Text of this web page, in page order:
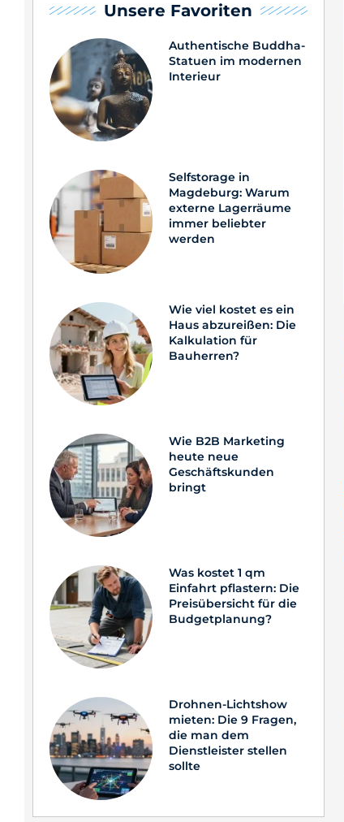
Unsere Favoriten
Authentische Buddha-
Statuen im modernen
Interieur
Selfstorage in
Magdeburg: Warum
externe Lagerräume
immer beliebter
werden
Wie viel kostet es ein
Haus abzureißen: Die
Kalkulation für
Bauherren?
Wie B2B Marketing
heute neue
Geschäftskunden
bringt
Was kostet 1 qm
Einfahrt pflastern: Die
Preisübersicht für die
Budgetplanung?
Drohnen-Lichtshow
mieten: Die 9 Fragen,
die man dem
Dienstleister stellen
sollte